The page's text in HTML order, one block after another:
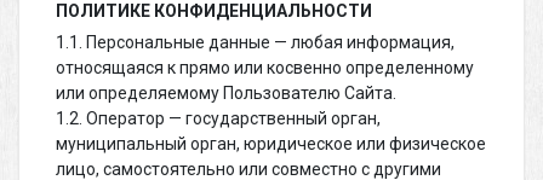
ПОЛИТИКЕ КОНФИДЕНЦИАЛЬНОСТИ
1.1. Персональные данные — любая информация,
относящаяся к прямо или косвенно определенному
или определяемому Пользователю Сайта.
1.2. Оператор — государственный орган,
муниципальный орган, юридическое или физическое
лицо, самостоятельно или совместно с другими